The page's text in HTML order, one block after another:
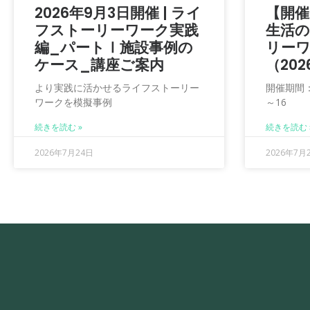
2026年9月3日開催 | ライ
フストーリーワーク実践
編_パートⅠ施設事例の
ケース_講座ご案内
より実践に活かせるライフストーリー
ワークを模擬事例
続きを読む »
2026年7月24日
【開
生活
リー
（
開催期間
～16
続きを読む
2026年7月